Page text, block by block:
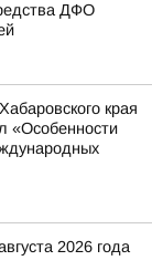
ДФО
края
«Особенности
2026 года